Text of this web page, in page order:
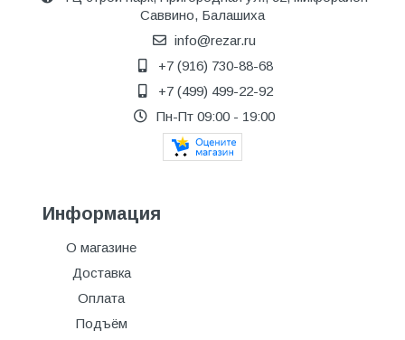
Саввино, Балашиха
info@rezar.ru
+7 (916) 730-88-68
+7 (499) 499-22-92
Пн-Пт 09:00 - 19:00
Информация
О магазине
Доставка
Оплата
Подъём